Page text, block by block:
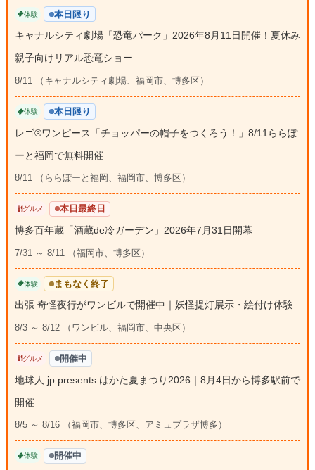
体験 本日限り
キャナルシティ劇場「恐竜パーク」2026年8月11日開催！夏休み
親子向けリアル恐竜ショー
8/11 （キャナルシティ劇場、福岡市、博多区）
体験 本日限り
レゴ®ワンピース「チョッパーの帽子をつくろう！」8/11ららぽ
ーと福岡で無料開催
8/11 （ららぽーと福岡、福岡市、博多区）
グルメ 本日最終日
博多百年蔵「酒蔵de冷ガーデン」2026年7月31日開幕
7/31 ～ 8/11 （福岡市、博多区）
体験 まもなく終了
出張 奇怪夜行がワンビルで開催中｜妖怪提灯展示・絵付け体験
8/3 ～ 8/12 （ワンビル、福岡市、中央区）
グルメ 開催中
地球人.jp presents はかた夏まつり2026｜8月4日から博多駅前で
開催
8/5 ～ 8/16 （福岡市、博多区、アミュプラザ博多）
体験 開催中